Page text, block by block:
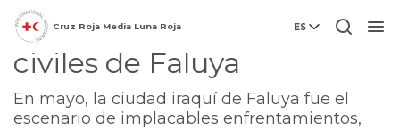
Cruz Roja Media Luna Roja ES
CICR: preservar a los
civiles de Faluya
En mayo, la ciudad iraquí de Faluya fue el
escenario de implacables enfrentamientos,